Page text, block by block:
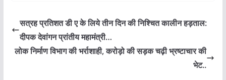
s
A
p
e
b
o
e
n
g
er e
सत्रह प्रतिशत डी ए के लिये तीन दिन की निश्चित कालीन हड़ताल:
दीपक देवांगन प्रांतीय महामंत्री…
लोक निर्माण विभाग की भर्राशाही, करोड़ो की सड़क चढ़ी भ्रष्टाचार की
भेट..